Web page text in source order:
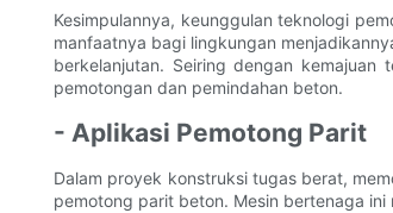
Kesimpulannya, keunggulan teknologi
manfaatnya bagi lingkungan
berkelanjutan. Seiring dengan
pemotongan dan pemindahan beton.
- Aplikasi Pemotong Parit
Dalam proyek konstruksi tugas berat,
pemotong parit beton. Mesin bertenaga